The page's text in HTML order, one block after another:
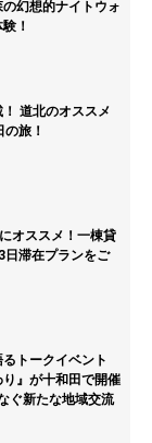
幻想的ナイトウォ
！
道北のオススメ
旅！
オススメ！一棟貸
日滞在プランをご
るトークイベント
り』が十和田で開催
ぐ新たな地域交流